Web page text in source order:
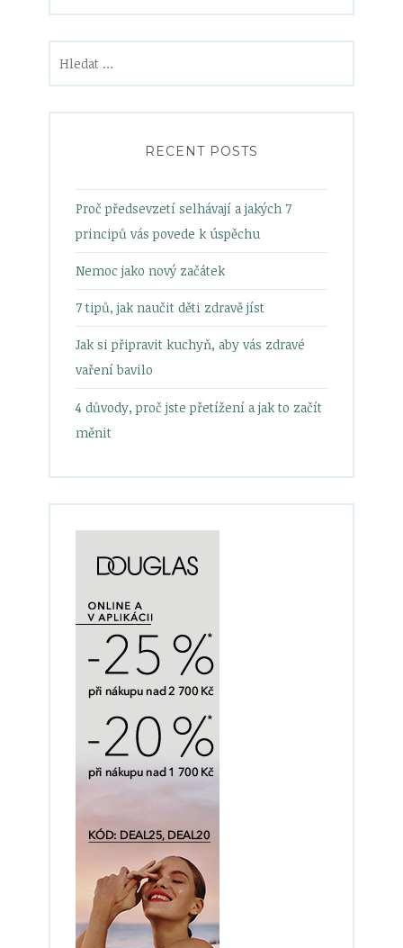
RECENT POSTS
Proč předsevzetí selhávají a jakých 7
principů vás povede k úspěchu
Nemoc jako nový začátek
7 tipů, jak naučit děti zdravě jíst
Jak si připravit kuchyň, aby vás zdravé
vaření bavilo
4 důvody, proč jste přetížení a jak to začít
měnit